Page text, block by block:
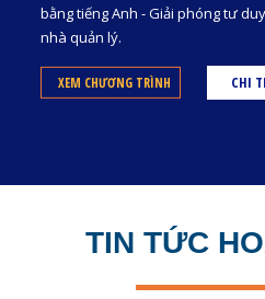
bằng tiếng Anh - Giải phóng tư
nhà quản lý.
XEM CHƯƠNG TRÌNH CHI
TIN TỨC